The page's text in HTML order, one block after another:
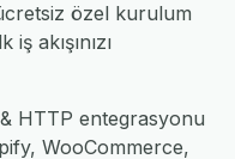
özel kurulum
akışınızı
HTTP entegrasyonu
WooCommerce,